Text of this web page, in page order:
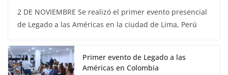
2 DE NOVIEMBRE Se realizó el primer evento presencial
de Legado a las Américas en la ciudad de Lima, Perú
Primer evento de Legado a las
Américas en Colombia